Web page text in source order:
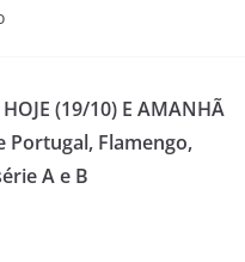
(19/10) E AMANHÃ
Portugal, Flamengo,
A e B